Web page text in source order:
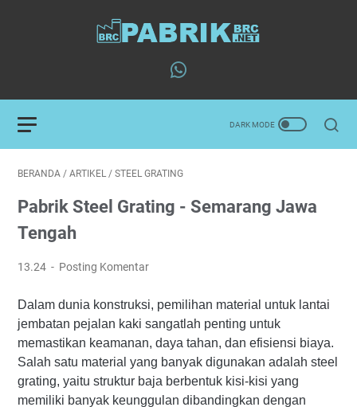
BERANDA / ARTIKEL / STEEL GRATING
Pabrik Steel Grating - Semarang Jawa
Tengah
13.24 Posting Komentar
Dalam dunia konstruksi, pemilihan material untuk lantai
jembatan pejalan kaki sangatlah penting untuk
memastikan keamanan, daya tahan, dan efisiensi biaya.
Salah satu material yang banyak digunakan adalah steel
grating, yaitu struktur baja berbentuk kisi-kisi yang
memiliki banyak keunggulan dibandingkan dengan